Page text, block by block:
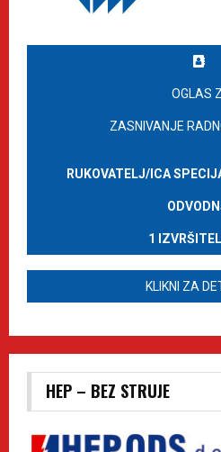
OGLAS
ZASNIVANJE
RUKOVATELJ/ICA
1
KLIKNI ZA
HEP – BEZ STRUJE